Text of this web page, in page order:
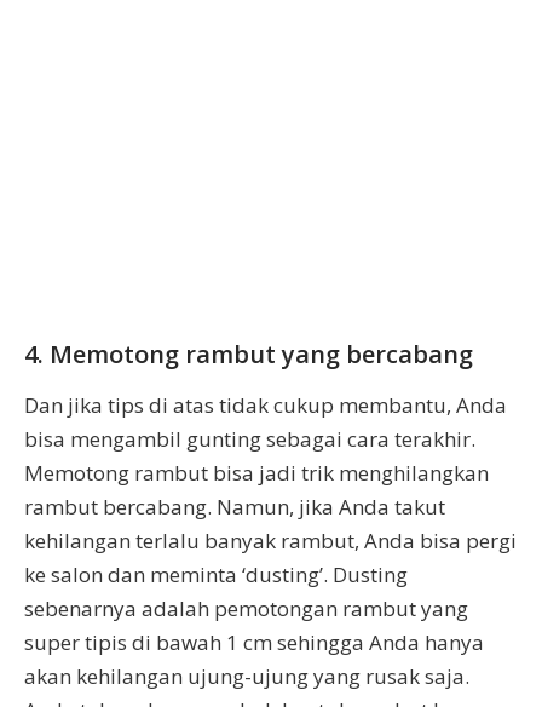
4. Memotong rambut yang bercabang
Dan jika tips di atas tidak cukup membantu, Anda
bisa mengambil gunting sebagai cara terakhir.
Memotong rambut bisa jadi trik menghilangkan
rambut bercabang. Namun, jika Anda takut
kehilangan terlalu banyak rambut, Anda bisa pergi
ke salon dan meminta ‘dusting’. Dusting
sebenarnya adalah pemotongan rambut yang
super tipis di bawah 1 cm sehingga Anda hanya
akan kehilangan ujung-ujung yang rusak saja.